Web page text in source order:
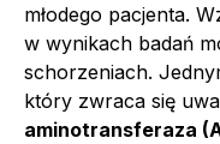
młodego pacjenta.
w wynikach badań
schorzeniach.
który zwraca się
aminotransferaza